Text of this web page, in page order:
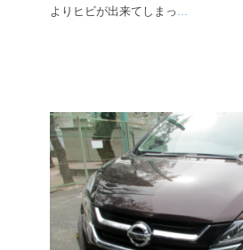
よりヒビが出来てしまっ ...